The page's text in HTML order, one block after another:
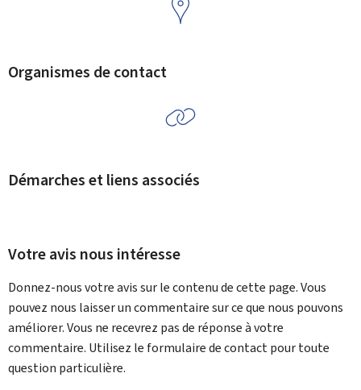
Organismes de contact
Démarches et liens associés
Votre avis nous intéresse
Donnez-nous votre avis sur le contenu de cette page. Vous
pouvez nous laisser un commentaire sur ce que nous pouvons
améliorer. Vous ne recevrez pas de réponse à votre
commentaire. Utilisez le formulaire de contact pour toute
question particulière.